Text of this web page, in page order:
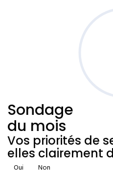
Sondage
du mois
Vos priorités de
elles clairement
Oui Non